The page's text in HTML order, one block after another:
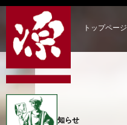
トップページ
お知らせ